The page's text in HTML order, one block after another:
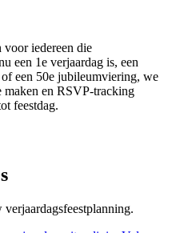
iedereen die
een 1e verjaardag is, een
of een 50e jubileumviering, we
maken en RSVP-tracking
feestdag.